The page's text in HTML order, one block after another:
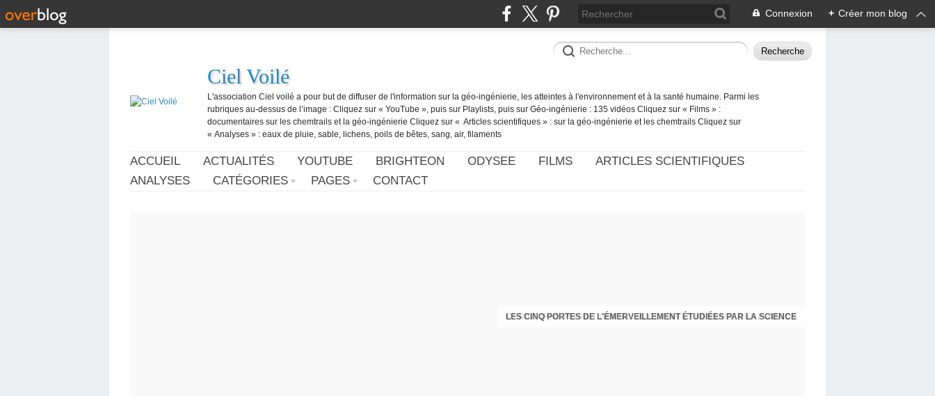
Connexion + Créer mon blog
Ciel Voilé
L'association Ciel voilé a pour but de diffuser de l'information sur la géo-ingénierie, les atteintes à l'environnement et à la santé humaine. Parmi les
rubriques au-dessus de l’image : Cliquez sur « YouTube », puis sur Playlists, puis sur Géo-ingénierie : 135 vidéos Cliquez sur « Films » :
documentaires sur les chemtrails et la géo-ingénierie Cliquez sur « Articles scientifiques » : sur la géo-ingénierie et les chemtrails Cliquez sur
« Analyses » : eaux de pluie, sable, lichens, poils de bêtes, sang, air, filaments
ACCUEIL ACTUALITÉS YOUTUBE BRIGHTEON ODYSEE FILMS
ARTICLES SCIENTIFIQUES
ANALYSES
CATÉGORIES PAGES CONTACT
LES CINQ PORTES DE L'ÉMERVEILLEMENT ÉTUDIÉES PAR LA SCIENCE
CHRISTOPHE PERRET GENTIL : RECEVOIR LE MESSAGE DES PLANTES